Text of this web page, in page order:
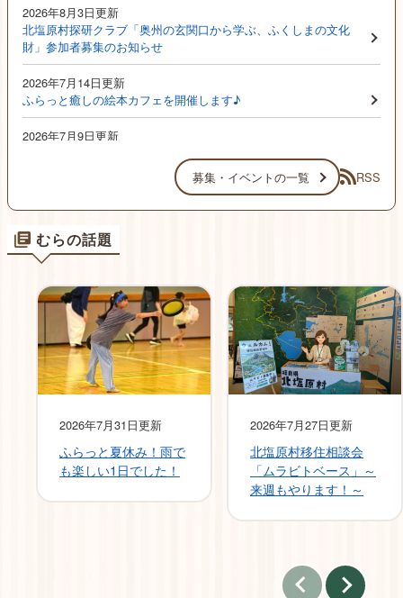
2026年8月3日更新
北塩原村探研クラブ「奥州の玄関口から学ぶ、ふくしまの文化
財」参加者募集のお知らせ
2026年7月14日更新
ふらっと癒しの絵本カフェを開催します♪
2026年7月9日更新
北塩原村地域おこし協力隊（DX推進コーディネーター）募集｜
募集・イベントの一覧 RSS
むらの話題
2026年7月31日更新
ふらっと夏休み！雨で
も楽しい1日でした！
2026年7月27日更新
北塩原村移住相談会
「ムラビトベース」～
来週もやります！～